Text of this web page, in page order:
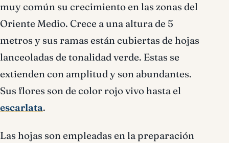
muy común su crecimiento en las zonas del
Oriente Medio. Crece a una altura de 5
metros y sus ramas están cubiertas de hojas
lanceoladas de tonalidad verde. Estas se
extienden con amplitud y son abundantes.
Sus flores son de color rojo vivo hasta el
escarlata.
Las hojas son empleadas en la preparación